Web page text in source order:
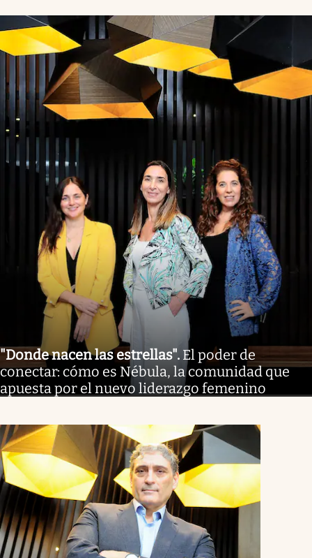
"Donde nacen las estrellas". El poder de
conectar: cómo es Nébula, la comunidad que
apuesta por el nuevo liderazgo femenino